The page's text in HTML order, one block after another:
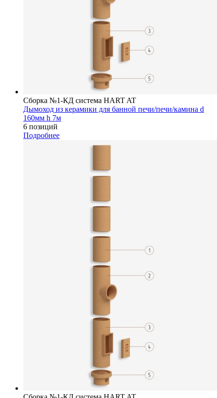
Сборка №1-КД система HART AT
Дымоход из керамики для банной печи/печи/камина d
160мм h 7м
6 позиций
Подробнее